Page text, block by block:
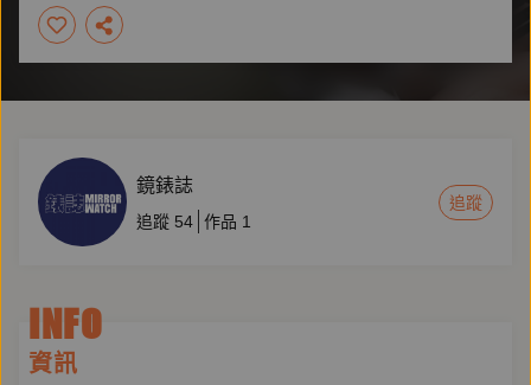
鏡錶誌
追蹤 54 作品 1
追蹤
INFO
資訊